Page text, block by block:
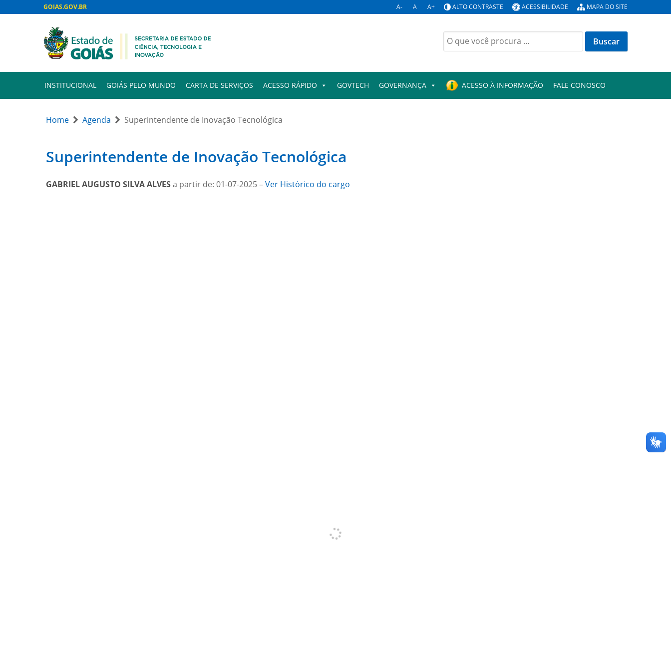
GOIAS.GOV.BR A- A A+ ALTO CONTRASTE ACESSIBILIDADE MAPA DO SITE
Buscar
por:
INSTITUCIONAL GOIÁS PELO MUNDO CARTA DE SERVIÇOS ACESSO RÁPIDO GOVTECH GOVERNANÇA ACESSO À INFORMAÇÃO FALE CONOSCO
Home Agenda Superintendente de Inovação Tecnológica
Superintendente de Inovação Tecnológica
GABRIEL AUGUSTO SILVA ALVESa partir de: 01-07-2025 –Ver Histórico do cargo